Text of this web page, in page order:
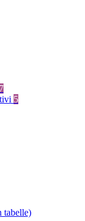
5
tabelle)